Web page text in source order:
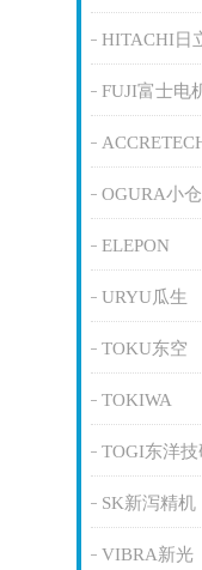
HITACHI日
FUJI富士电
OGURA小仓
ELEPON
URYU瓜生
TOKU东空
TOKIWA
TOGI东洋技
SK新泻精机
VIBRA新光